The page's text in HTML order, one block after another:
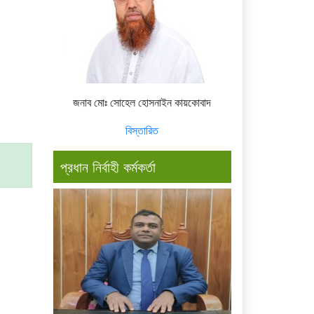
জনাব মোঃ সোহেল হোসনাইন কায়কোবাদ
বিস্তারিত
প্রধান নির্বাহী কর্মকর্তা